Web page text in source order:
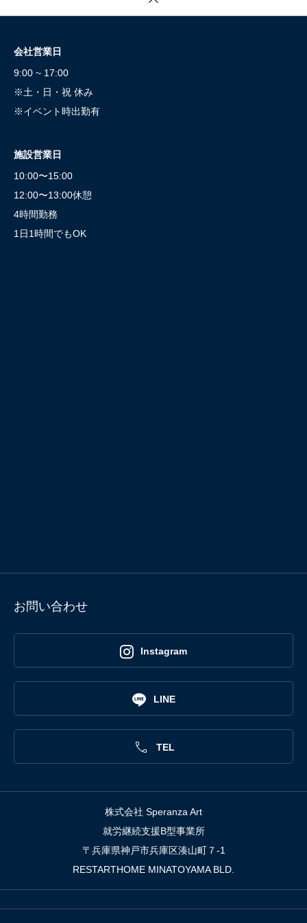
会社営業日
9:00 ~ 17:00
※土・日・祝 休み
※イベント時出勤有
施設営業日
10:00〜15:00
12:00〜13:00休憩
4時間勤務
1日1時間でもOK
お問い合わせ
 Instagram
 LINE
 TEL
株式会社 Speranza Art
就労継続支援B型事業所
〒兵庫県神戸市兵庫区湊山町７-1
RESTARTHOME MINATOYAMA BLD.